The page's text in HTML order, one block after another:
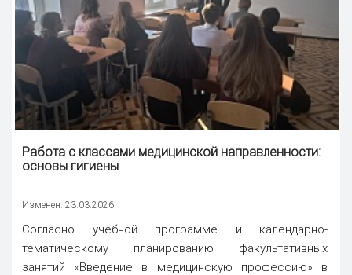
Работа с классами медицинской направленности:
основы гигиены
Изменен: 23.03.2026
Согласно учебной программе и календарно-
тематическому планированию факультативных
занятий «Введение в медицинскую профессию» в